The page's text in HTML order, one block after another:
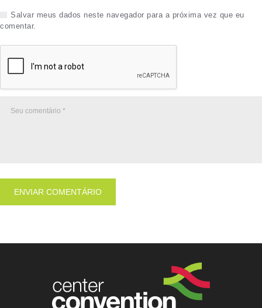
Salvar meus dados neste navegador para a próxima vez que eu
comentar.